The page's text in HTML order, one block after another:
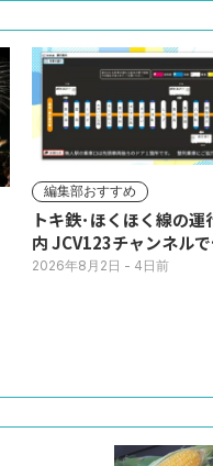
編集部おすすめ
トキ鉄･ほくほく線の運
内 JCV123チャンネルで平
日毎朝表示
2026年8月2日 - 4日前